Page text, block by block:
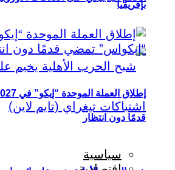
بإفريقيا
قدمًا دون انتظار
سياسية